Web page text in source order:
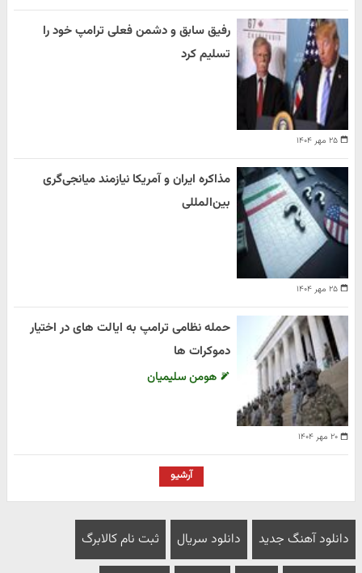
۲۵ مهر ۱۴۰۴
رفیق سابق و دشمن فعلی ترامپ خود را
تسلیم کرد
۲۵ مهر ۱۴۰۴
مذاکره ایران و آمریکا نیازمند میانجی‌گری
بین‌المللی
۲۰ مهر ۱۴۰۴
حمله نظامی ترامپ به ایالت های در اختیار
دموکرات ها
هومن سلیمیان
آرشیو
دانلود آهنگ جدید دانلود سریال ثبت نام کالابرگ